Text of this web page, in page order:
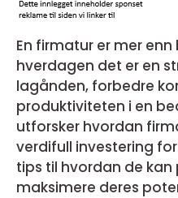
En firmatur er mer
hverdagen det er en
lagånden, forbedre
produktiviteten i en
utforsker hvordan
verdifull investering
tips til hvordan de
maksimere deres